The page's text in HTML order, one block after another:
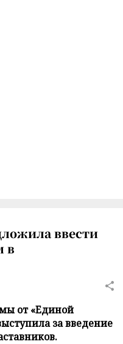
ввести
в
от «Единой
за введение